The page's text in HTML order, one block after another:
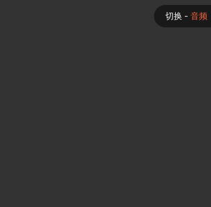
切换 - 音频